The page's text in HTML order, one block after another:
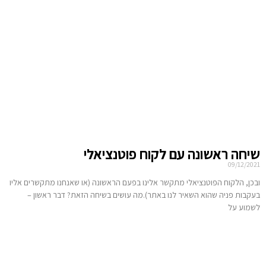
שיחה ראשונה עם לקוח פוטנציאלי
09/12/2021
ובכן, הלקוח הפוטנציאלי מתקשר אלינו בפעם הראשונה (או שאנחנו מתקשרים אליו
בעקבות פניה שהוא השאיר לנו באתר).מה עושים בשיחה הזאת? דבר ראשון –
לשמוע על